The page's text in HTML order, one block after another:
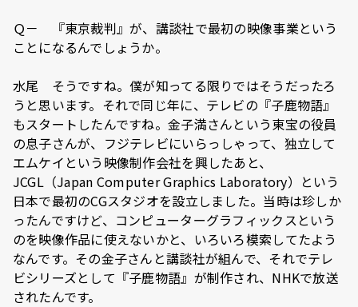
Ｑ－ 『東京裁判』が、講談社で最初の映像事業という
ことになるんでしょうか。
水尾 そうですね。僕が知ってる限りではそうだったろ
うと思います。それで同じ年に、テレビの『子鹿物語』
もスタートしたんですね。金子満さんという東宝の役員
の息子さんが、フジテレビにいらっしゃって、独立して
エムケイという映像制作会社を興したあと、
JCGL（Japan Computer Graphics Laboratory）という
日本で最初のCGスタジオを設立しました。当時は珍しか
ったんですけど、コンピューターグラフィックスという
のを映像作品に使えないかと、いろいろ模索してたよう
なんです。その金子さんと講談社が組んで、それでテレ
ビシリーズとして『子鹿物語』が制作され、NHKで放送
されたんです。